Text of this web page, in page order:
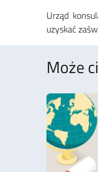
Urząd
uzyskać
Może